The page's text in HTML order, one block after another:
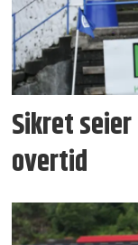
Sikret
overtid